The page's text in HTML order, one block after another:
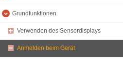
Grundfunktionen
Verwenden des Sensordisplays
Anmelden beim Gerät